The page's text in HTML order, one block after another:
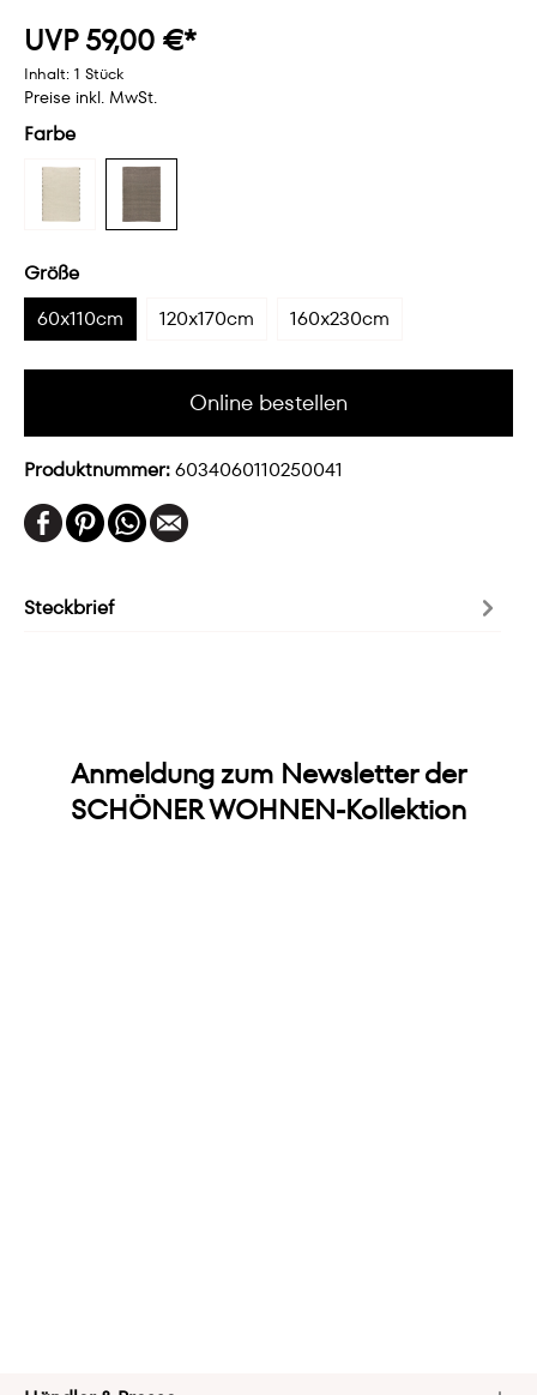
UVP 59,00 €*
Inhalt: 1 Stück
Preise inkl. MwSt.
Farbe
Größe
60x110cm
120x170cm 160x230cm
Online bestellen
Produktnummer:6034060110250041
Steckbrief
Anmeldung zum Newsletter der
SCHÖNER WOHNEN-Kollektion